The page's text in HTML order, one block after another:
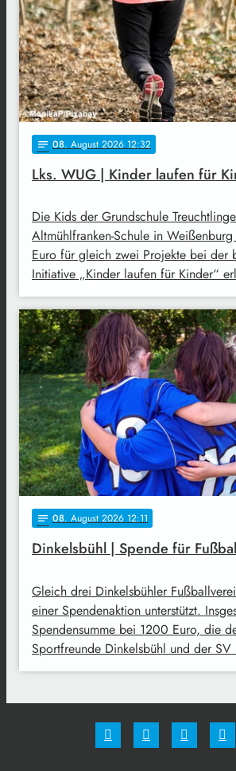
notes 08. August 2026 12:32
Lks. WUG | Kinder laufen für
Die Kids der Grundschule
Altmühlfranken-Schule in
Euro für gleich zwei Projekte bei der
Initiative „Kinder laufen für Kinder“
notes 08. August 2026 12:11
Dinkelsbühl | Spende für
Gleich drei Dinkelsbühler
einer Spendenaktion unterstützt.
Spendensumme bei 1200 Euro, die
Sportfreunde Dinkelsbühl und der